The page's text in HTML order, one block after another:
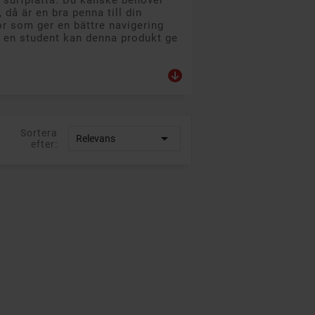
är en bra penna till din
som ger en bättre navigering
student kan denna produkt ge
Sortera
efter:
Relevans 